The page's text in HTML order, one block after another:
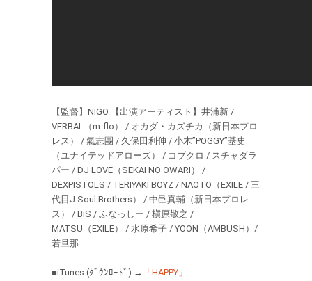
【監督】NIGO 【出演アーティスト】井浦新 /
VERBAL（m-flo） / オカダ・カズチカ（新日本プロ
レス） / 氣志團 / 久保田利伸 / 小木”POGGY”基史
（ユナイテッドアローズ） / コブクロ / スチャダラ
パー / DJ LOVE（SEKAI NO OWARI） /
DEXPISTOLS / TERIYAKI BOYZ / NAOTO（EXILE / 三
代目J Soul Brothers） / 中邑真輔（新日本プロレ
ス） / BiS / ふなっしー / 槇原敬之 /
MATSU（EXILE） / 水原希子 / YOON（AMBUSH）/
若旦那
■iTunes (ﾀﾞｳﾝﾛｰﾄﾞ) → 「HAPPY」